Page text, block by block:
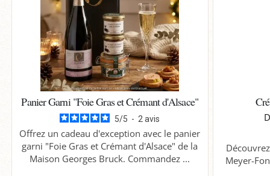
Panier Garni "Foie Gras et Crémant d'Alsace"
5/5 - 2avis
Offrez un cadeau d'exception avec le panier
garni "Foie Gras et Crémant d'Alsace" de la
Maison Georges Bruck. Commandez ...
Meyer-